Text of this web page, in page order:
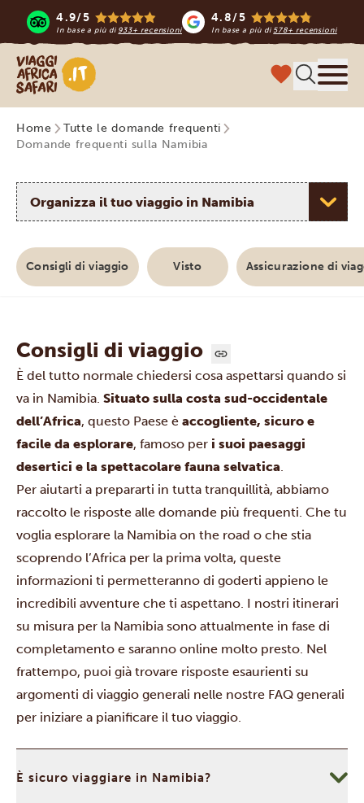
4.9/5
In base a più di 933+ recensioni
4.8/5
In base a più di578+ recensioni
Viaggi Africa Safari
Home
Tutte le domande frequenti
Domande frequenti sulla Namibia
Selezionare un argomento
Consigli di viaggio Visto Assicurazione di
Consigli di viaggio
È del tutto normale chiedersi cosa aspettarsi quando si
va in Namibia. Situato sulla costa sud-occidentale
dell’Africa, questo Paese è accogliente, sicuro e
facile da esplorare, famoso per i suoi paesaggi
desertici e la spettacolare fauna selvatica.
Per aiutarti a prepararti in tutta tranquillità, abbiamo
raccolto le risposte alle domande più frequenti. Che tu
voglia esplorare la Namibia on the road o che stia
scoprendo l’Africa per la prima volta, queste
informazioni ti permetteranno di goderti appieno le
incredibili avventure che ti aspettano. I nostri itinerari
su misura per la Namibia sono attualmente in fase di
completamento e saranno online molto presto. Nel
frattempo, puoi già trovare risposte esaurienti su
argomenti di viaggio generali nelle nostre FAQ generali
per iniziare a pianificare il tuo viaggio.
È sicuro viaggiare in Namibia?